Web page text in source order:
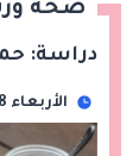
صحة
دراسة:
الأربعاء 08/يوليو/2026 - 11:30 م